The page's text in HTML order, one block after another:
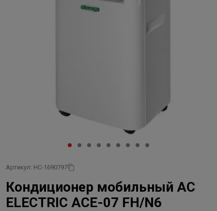
Артикул: НС-1690797
Кондиционер мобильный AC
ELECTRIC ACE-07 FH/N6